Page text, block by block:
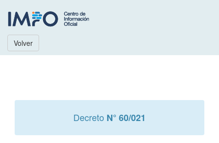
Volver
Decreto N° 60/021